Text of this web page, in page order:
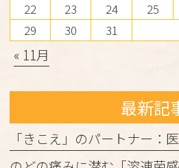
22
23 24 25
29
30 31
« 11月
最新記